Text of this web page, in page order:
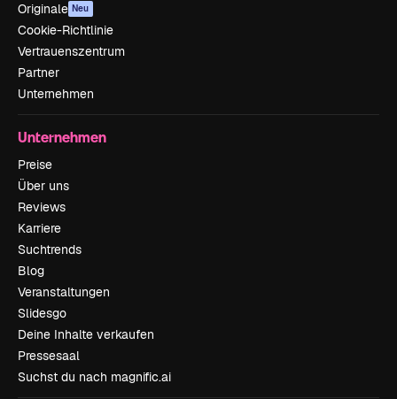
Originale Neu
Cookie-Richtlinie
Vertrauenszentrum
Partner
Unternehmen
Unternehmen
Preise
Über uns
Reviews
Karriere
Suchtrends
Blog
Veranstaltungen
Slidesgo
Deine Inhalte verkaufen
Pressesaal
Suchst du nach magnific.ai